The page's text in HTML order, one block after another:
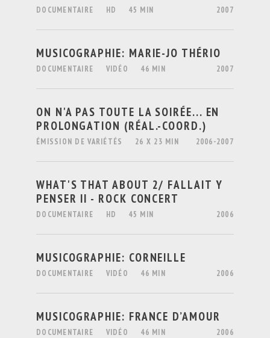
DOCUMENTAIRE HD 45 MIN 2007
MUSICOGRAPHIE: MARIE-JO THÉRIO
DOCUMENTAIRE VIDÉO 46 MIN 2007
ON N'A PAS TOUTE LA SOIRÉE... EN
PROLONGATION (RÉAL.-COORD.)
ÉMISSION DE VARIÉTÉS 26 X 23 MIN 2006-2007
WHAT'S THAT ABOUT 2/ FALLAIT Y
PENSER II - ROCK CONCERT
DOCUMENTAIRE HD 45 MIN 2006
MUSICOGRAPHIE: CORNEILLE
DOCUMENTAIRE VIDÉO 46 MIN 2006
MUSICOGRAPHIE: FRANCE D’AMOUR
DOCUMENTAIRE VIDÉO 46 MIN 2006